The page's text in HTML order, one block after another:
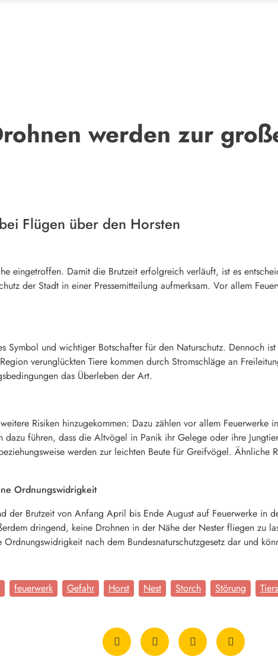
werden zur
Flügen über den Horsten
eingetroffen. Damit die Brutzeit erfolgreich verläuft, ist es
der Stadt in einer Pressemitteilung aufmerksam. Vor allem
Symbol und wichtiger Botschafter für den Naturschutz. Dennoch
verunglückten Tiere kommen durch Stromschläge an
das Überleben der Art.
Risiken hinzugekommen: Dazu zählen vor allem
dazu führen, dass die Altvögel in Panik ihr Gelege oder ihre
werden zur leichten Beute für Greifvögel. Ähnliche
Ordnungswidrigkeit
der Brutzeit von Anfang April bis Ende August auf Feuerwerke in
dringend, keine Drohnen in der Nähe der Nester fliegen zu
nach dem Bundesnaturschutzgesetz dar und
feuerwerk Gefahr Horst Nest Storch Störung